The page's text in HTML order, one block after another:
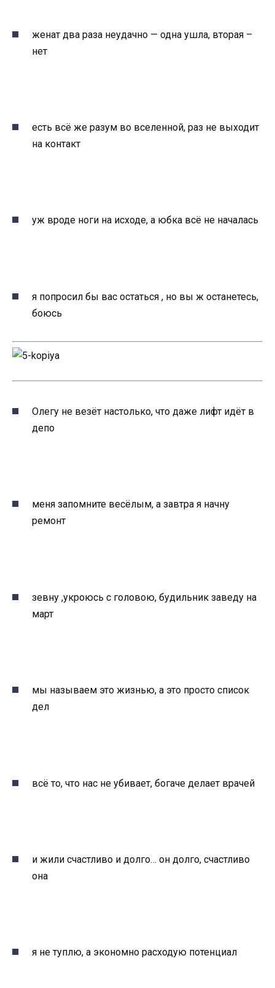
женат два раза неудачно — одна ушла, вторая –
нет
есть всё же разум во вселенной, раз не выходит
на контакт
уж вроде ноги на исходе, а юбка всё не началась
я попросил бы вас остаться , но вы ж останетесь,
боюсь
Олегу не везёт настолько, что даже лифт идёт в
депо
меня запомните весёлым, а завтра я начну
ремонт
зевну ,укроюсь с головою, будильник заведу на
март
мы называем это жизнью, а это просто список
дел
всё то, что нас не убивает, богаче делает врачей
и жили счастливо и долго… он долго, счастливо
она
я не туплю, а экономно расходую потенциал